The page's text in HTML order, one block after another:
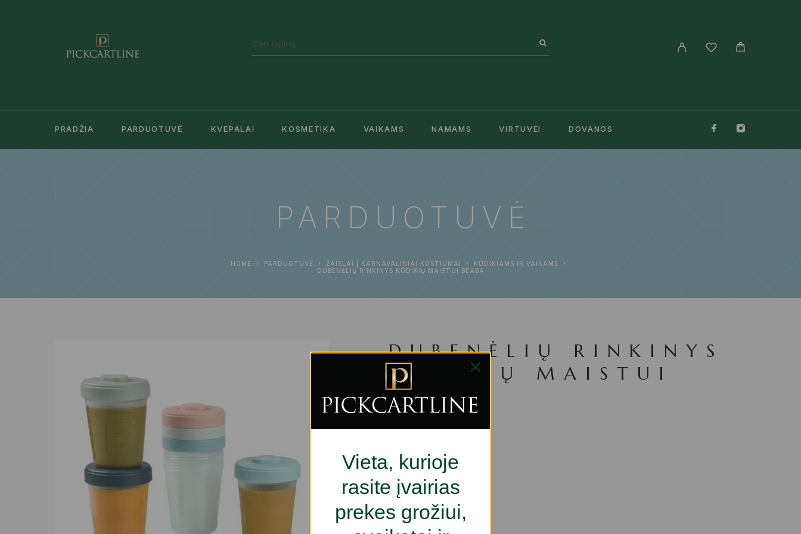
PRADŽIA PARDUOTUVĖ KVEPALAI KOSMETIKA VAIKAMS NAMAMS VIRTUVEI DOVANOS
PARDUOTUVĖ
HOME PARDUOTUVĖ ŽAISLAI | KARNAVALINIAI KOSTIUMAI
KŪDIKIAMS IR VAIKAMS
DUBENĖLIŲ RINKINYS KŪDIKIŲ MAISTUI BÉABA
DUBENĖLIŲ RINKINYS
KŪDIKIŲ MAISTUI
BÉABA
Neturime
Vieta, kurioje
rasite įvairias
prekes grožiui,